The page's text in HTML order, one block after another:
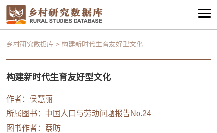
乡村研究数据库 >构建新时代生育友好型文化
构建新时代生育友好型文化
作者：侯慧丽
所属图书： 中国人口与劳动问题报告No.24
图书作者：蔡昉